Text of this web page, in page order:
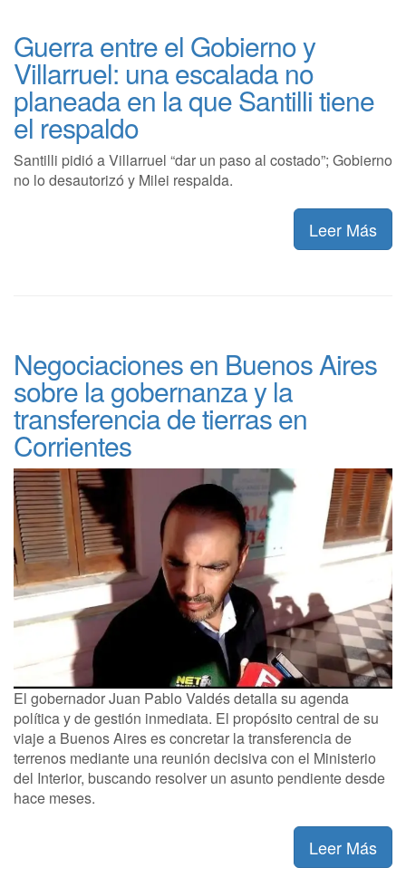
Guerra entre el Gobierno y
Villarruel: una escalada no
planeada en la que Santilli tiene
el respaldo
Santilli pidió a Villarruel “dar un paso al costado”; Gobierno
no lo desautorizó y Milei respalda.
Leer Más
Negociaciones en Buenos Aires
sobre la gobernanza y la
transferencia de tierras en
Corrientes
El gobernador Juan Pablo Valdés detalla su agenda
política y de gestión inmediata. El propósito central de su
viaje a Buenos Aires es concretar la transferencia de
terrenos mediante una reunión decisiva con el Ministerio
del Interior, buscando resolver un asunto pendiente desde
hace meses.
Leer Más